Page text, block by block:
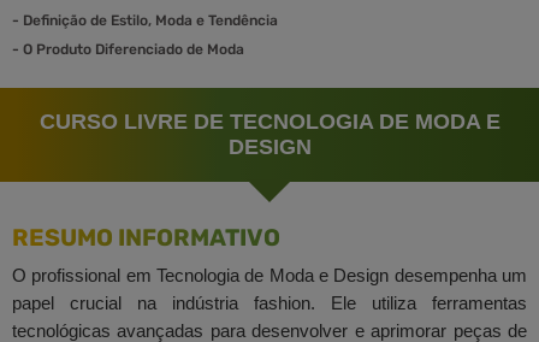
- Definição de Estilo, Moda e Tendência
- O Produto Diferenciado de Moda
CURSO LIVRE DE TECNOLOGIA DE MODA E
DESIGN
RESUMO INFORMATIVO
O profissional em Tecnologia de Moda e Design desempenha um
papel crucial na indústria fashion. Ele utiliza ferramentas
tecnológicas avançadas para desenvolver e aprimorar peças de